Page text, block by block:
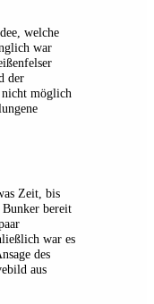
welche
war
der
nicht möglich
Zeit, bis
bereit
war es
des
aus